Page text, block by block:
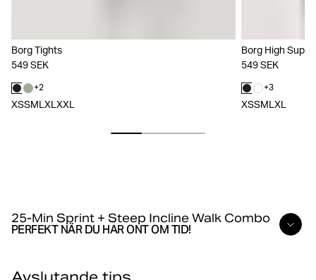
Borg Tights
549 SEK
+2
XSSM LXLXXL
Borg High
549 SEK
+3
XSSM LXL
25-Min Sprint + Steep Incline Walk Combo
PERFEKT NÄR DU HAR ONT OM TID!